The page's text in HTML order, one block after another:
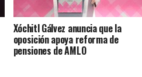
Xóchitl Gálvez anuncia que la
oposición apoya reforma de
pensiones de AMLO